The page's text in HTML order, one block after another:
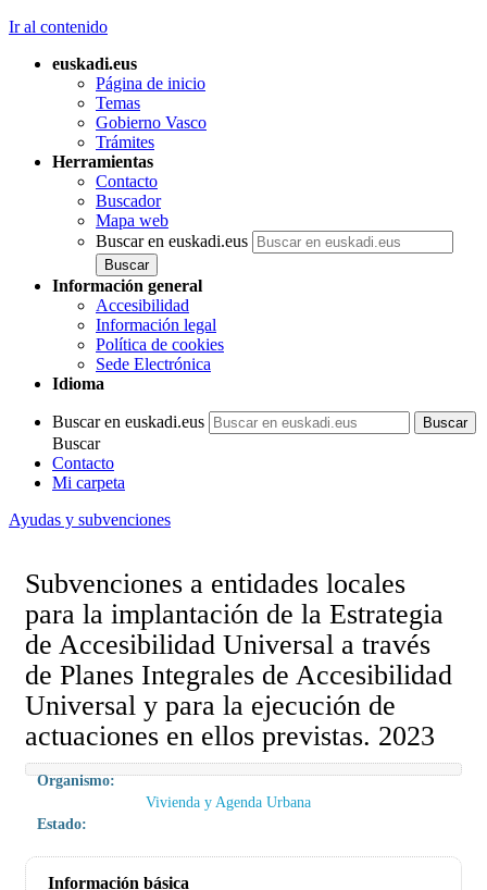
Ir al contenido
euskadi.eus
Página de inicio
Temas
Gobierno Vasco
Trámites
Herramientas
Contacto
Buscador
Mapa web
Buscar en euskadi.eus
Información general
Accesibilidad
Información legal
Política de cookies
Sede Electrónica
Idioma
Buscar en euskadi.eus
Buscar
Contacto
Mi carpeta
Ayudas y subvenciones
Subvenciones a entidades locales
para la implantación de la Estrategia
de Accesibilidad Universal a través
de Planes Integrales de Accesibilidad
Universal y para la ejecución de
actuaciones en ellos previstas. 2023
Organismo:
Vivienda y Agenda Urbana
Estado:
Información básica